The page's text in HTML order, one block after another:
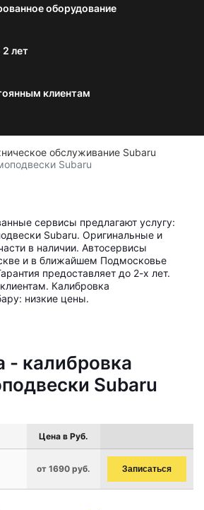
оборудование
2 лет
клиентам
обслуживание Subaru
Subaru
сервисы предлагают услугу:
Subaru. Оригинальные и
в наличии. Автосервисы
и в ближайшем Подмосковье
предоставляет до 2-х лет.
Калибровка
низкие цены.
- калибровка
Subaru
Цена в Руб.
от 1690 руб. Записаться